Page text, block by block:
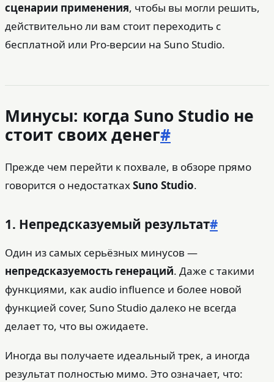
сценарии применения, чтобы вы могли решить,
действительно ли вам стоит переходить с
бесплатной или Pro‑версии на Suno Studio.
Минусы: когда Suno Studio не
стоит своих денег#
Прежде чем перейти к похвале, в обзоре прямо
говорится о недостаткахSuno Studio.
1. Непредсказуемый результат#
Один из самых серьёзных минусов —
непредсказуемость генераций. Даже с такими
функциями, как audio influence и более новой
функцией cover, Suno Studio далеко не всегда
делает то, что вы ожидаете.
Иногда вы получаете идеальный трек, а иногда
результат полностью мимо. Это означает, что: